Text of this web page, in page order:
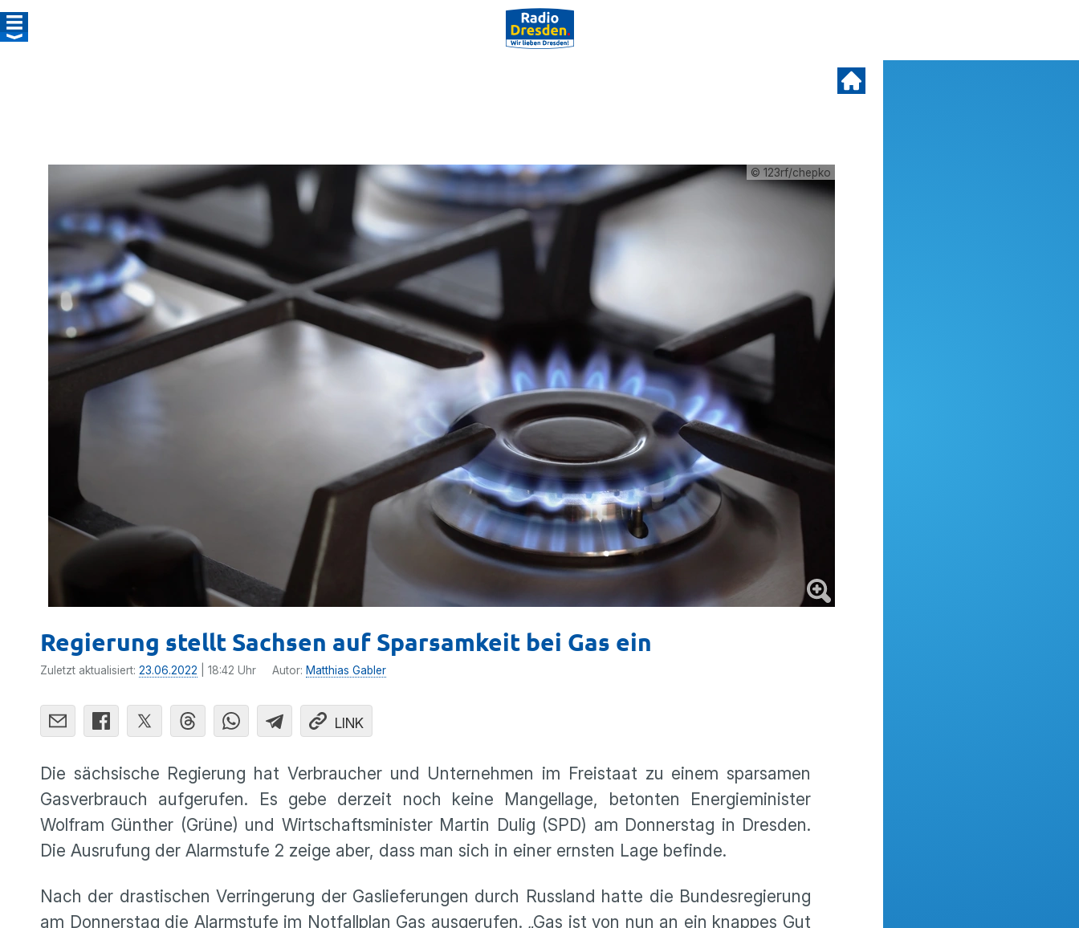
© 123rf/chepko
Regierung stellt Sachsen auf Sparsamkeit bei Gas ein
Zuletzt aktualisiert: 23.06.2022 | 18:42 Uhr Autor: Matthias Gabler
LINK
Die sächsische Regierung hat Verbraucher und Unternehmen im Freistaat zu einem sparsamen
Gasverbrauch aufgerufen. Es gebe derzeit noch keine Mangellage, betonten Energieminister
Wolfram Günther (Grüne) und Wirtschaftsminister Martin Dulig (SPD) am Donnerstag in Dresden.
Die Ausrufung der Alarmstufe 2 zeige aber, dass man sich in einer ernsten Lage befinde.
Nach der drastischen Verringerung der Gaslieferungen durch Russland hatte die Bundesregierung
am Donnerstag die Alarmstufe im Notfallplan Gas ausgerufen. „Gas ist von nun an ein knappes Gut